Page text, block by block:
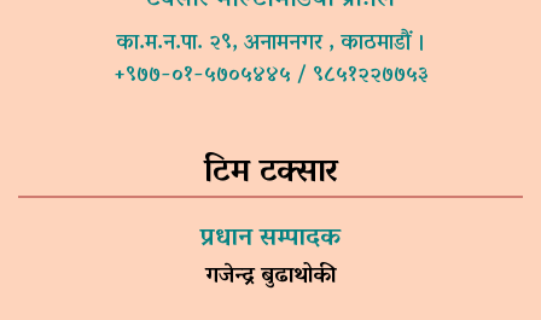
का.म.न.पा. २९, अनामनगर , काठमाडौं ।
+९७७-०१-५७०५४४५ / ९८५१२२७७५३
टिम टक्सार
प्रधान सम्पादक
गजेन्द्र बुढाथोकी